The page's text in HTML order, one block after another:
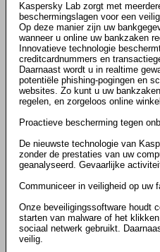
Kaspersky Lab zorgt met
beschermingslagen voor een
Op deze manier zijn uw
wanneer u online uw bankzaken
Innovatieve technologie
creditcardnummers en
Daarnaast wordt u in realtime
potentiële phishing-pogingen en
websites. Zo kunt u uw
regelen, en zorgeloos online
Proactieve bescherming tegen
De nieuwste technologie van
zonder de prestaties van uw
geanalyseerd. Gevaarlijke
Communiceer in veiligheid op uw
Onze beveiligingssoftware houdt
starten van malware of het
sociaal netwerk gebruikt.
veilig.